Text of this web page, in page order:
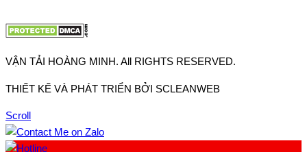
VẬN TẢI HOÀNG MINH. All RIGHTS RESERVED.
THIẾT KẾ VÀ PHÁT TRIỂN BỞI SCLEANWEB
Scroll